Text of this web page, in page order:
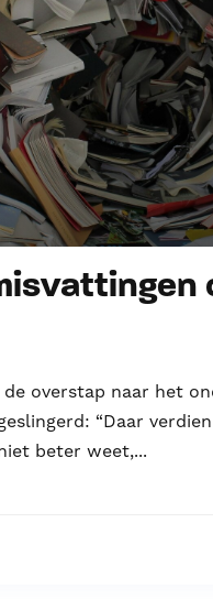
overstap naar het
“Daar
beter weet,...